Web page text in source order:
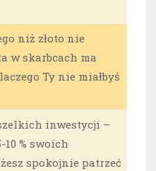
niż złoto nie
w skarbcach ma
Ty nie miałbyś
inwestycji –
% swoich
spokojnie patrzeć